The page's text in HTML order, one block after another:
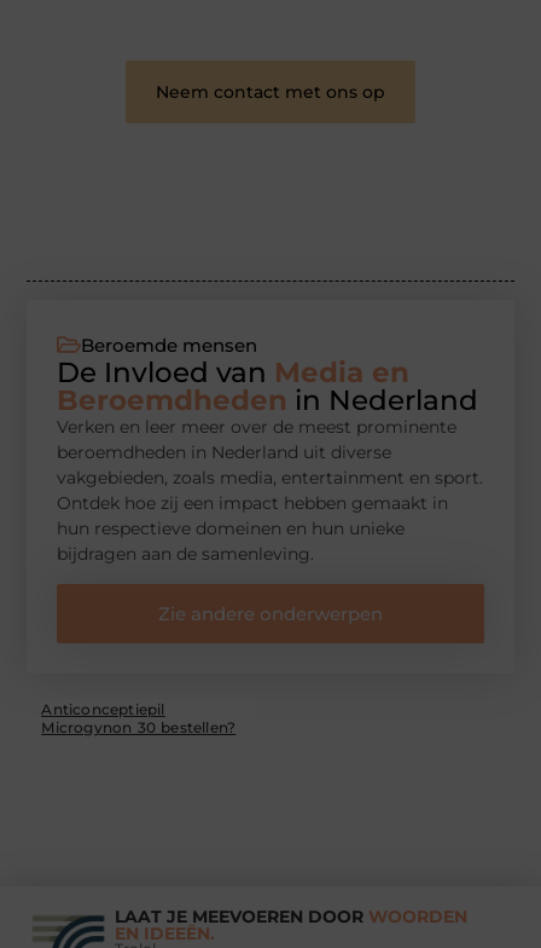
Neem contact met ons op
Beroemde mensen
De Invloed van Media en
Beroemdheden in Nederland
Verken en leer meer over de meest prominente
beroemdheden in Nederland uit diverse
vakgebieden, zoals media, entertainment en sport.
Ontdek hoe zij een impact hebben gemaakt in
hun respectieve domeinen en hun unieke
bijdragen aan de samenleving.
Zie andere onderwerpen
Anticonceptiepil
Microgynon 30 bestellen?
LAAT JE MEEVOEREN DOOR WOORDEN
EN IDEEËN.